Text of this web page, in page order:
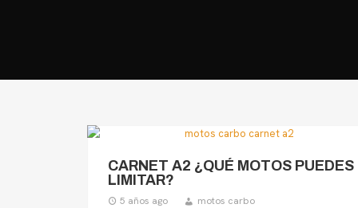
CARNET A2 ¿QUÉ MOTOS PUEDES
LIMITAR?
5 años ago
motos carbo